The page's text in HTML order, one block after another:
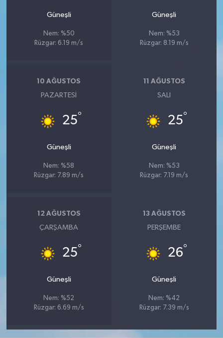
Güneşli
Nem: %50
Rüzgar: 6.19 m/s
Güneşli
Nem: %53
Rüzgar: 8.19 m/s
10 AĞUSTOS
PAZARTESI
25°
Güneşli
Nem: %58
Rüzgar: 7.89 m/s
11 AĞUSTOS
SALI
25°
Güneşli
Nem: %53
Rüzgar: 7.19 m/s
12 AĞUSTOS
ÇARŞAMBA
25°
Güneşli
Nem: %52
Rüzgar: 6.69 m/s
13 AĞUSTOS
PERŞEMBE
26°
Güneşli
Nem: %42
Rüzgar: 7.39 m/s